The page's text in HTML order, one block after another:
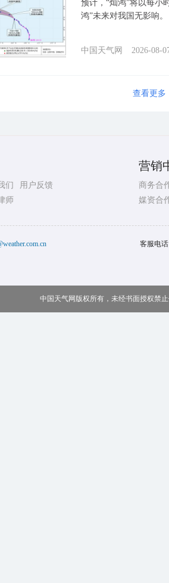
预计，“灿鸿”将以每小
鸿”未来对我国无影响。
中国天气网 2026-08-
查看更多
们
用户反馈
师
营销
商务合
媒资合
客服电
中国天气网版权所有，未经书面授权